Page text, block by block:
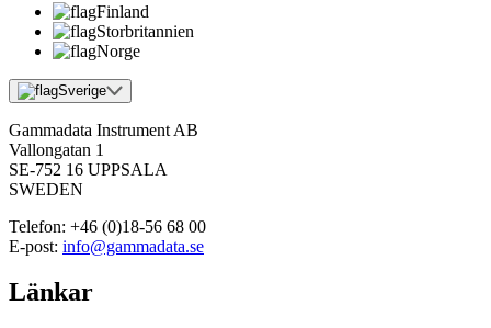
Finland
Storbritannien
Norge
Sverige
Gammadata Instrument AB
Vallongatan 1
SE-752 16 UPPSALA
SWEDEN
Telefon: +46 (0)18-56 68 00
E-post: info@gammadata.se
Länkar